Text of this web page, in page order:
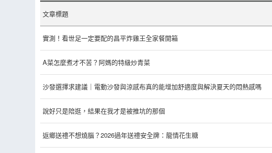
文章標題
實測！看世足一定要配的昌平炸雞王全家餐開箱
A菜怎麼煮才不苦？阿媽的特級炒青菜
沙發選擇求建議｜電動沙發與涼感布真的能增加舒適度與解決夏天的悶熱感嗎
說好只是陪逛，結果在我才是被推坑的那個
返鄉送禮不想燒腦？2026過年送禮安全牌：龍情花生糖